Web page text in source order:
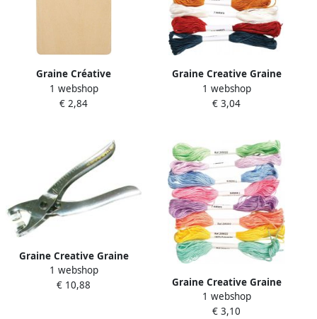
Graine Créative
Memoblokhouder koe
1 webshop
€ 2,84
Graine Creative Graine
CrÃ©ative Polyesterdraad 7
m 8 kleuren bourgogne
1 webshop
€ 3,04
Graine Creative Graine
CrÃ©ative tang voor
drukknoppen + 50
1 webshop
€ 10,88
Graine Creative Graine
CrÃ©ative Polyesterdraad 7
m 8 kleuren pastel
1 webshop
€ 3,10